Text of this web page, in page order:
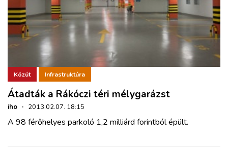
Közút Infrastruktúra
Átadták a Rákóczi téri mélygarázst
iho · 2013.02.07. 18:15
A 98 férőhelyes parkoló 1,2 milliárd forintból épült.